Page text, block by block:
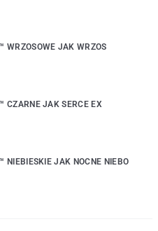
WRZOSOWE JAK WRZOS
CZARNE JAK SERCE EX
NIEBIESKIE JAK NOCNE NIEBO